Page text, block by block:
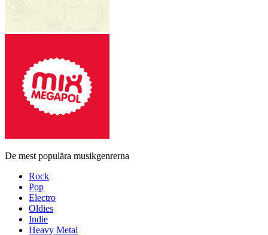
De mest populära musikgenrerna
Rock
Pop
Electro
Oldies
Indie
Heavy Metal